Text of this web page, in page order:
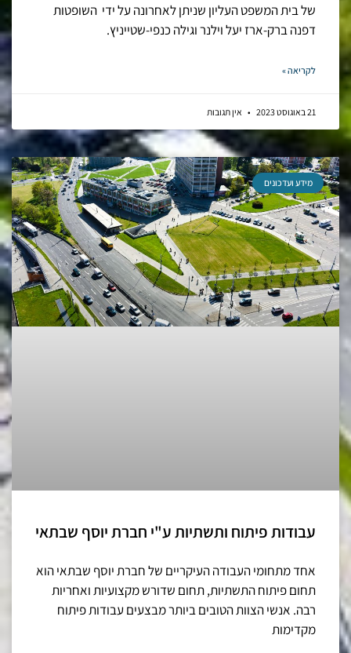
של בית המשפט העליון שניתן לאחרונה על ידי השופטות
דפנה ברק-ארז יעל וילנר וגילה כנפי-שטייניץ.
לקריאה »
21 באוגוסט 2023 אין תגובות
מידע ועדכונים
עבודות פיתוח ותשתיות ע"י חברת יוסף שבתאי
אחד מתחומי העבודה העיקריים של חברת יוסף שבתאי הוא
תחום פיתוח התשתיות, תחום שדורש מקצועיות ואחריות
רבה. אנשי הצוות הטובים ביותר מבצעים עבודות פיתוח
מקדימות